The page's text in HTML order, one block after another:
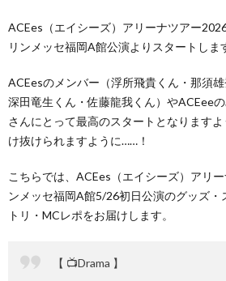
ACEes（エイシーズ）アリーナツアー
リンメッセ福岡A館公演よりスタートしま
ACEesのメンバー（浮所飛貴くん・那須
深田竜生くん・佐藤龍我くん）やACEee
さんにとって最高のスタートとなります
け抜けられますように……！
こちらでは、ACEes（エイシーズ）アリ
ンメッセ福岡A館5/26初日公演のグッズ・
トリ・MCレポをお届けします。
【 📺Drama 】